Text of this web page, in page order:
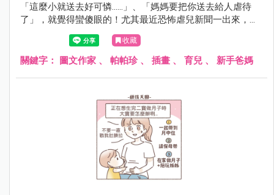
「這麼小就送去好可憐......」、「媽媽要把你送去給人虐待
了」，就覺得蠻傻眼的！尤其最近恐怖虐兒新聞一出來，討
論度很高，大家就更關注相關從業人員其實保母的年齡斷層
很大，有六成都50歲以上......真的不難理解年輕人不想投入這
份行業。只能感謝小虎的保母讓我蠻放心的，真的薪資有
收藏
關鍵字： 圖文作家 、 帕帕珍、 插畫 、 育兒 、 新手爸媽